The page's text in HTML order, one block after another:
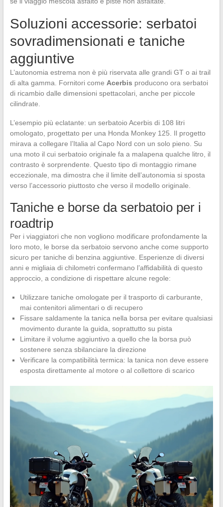
Soluzioni accessorie: serbatoi
sovradimensionati e taniche
aggiuntive
L’autonomia estrema non è più riservata alle grandi GT o ai trail
di alta gamma. Fornitori come Acerbis producono ora serbatoi
di ricambio dalle dimensioni spettacolari, anche per piccole
cilindrate.
L’esempio più eclatante: un serbatoio Acerbis di 108 litri
omologato, progettato per una Honda Monkey 125. Il progetto
mirava a collegare l’Italia al Capo Nord con un solo pieno. Su
una moto il cui serbatoio originale fa a malapena qualche litro, il
contrasto è sorprendente. Questo tipo di montaggio rimane
eccezionale, ma dimostra che il limite dell’autonomia si sposta
verso l’accessorio piuttosto che verso il modello originale.
Taniche e borse da serbatoio per i
roadtrip
Per i viaggiatori che non vogliono modificare profondamente la
loro moto, le borse da serbatoio servono anche come supporto
sicuro per taniche di benzina aggiuntive. Esperienze di diversi
anni e migliaia di chilometri confermano l’affidabilità di questo
approccio, a condizione di rispettare alcune regole:
Utilizzare taniche omologate per il trasporto di carburante,
mai contenitori alimentari o di recupero
Fissare saldamente la tanica nella borsa per evitare qualsiasi
movimento durante la guida, soprattutto su pista
Limitare il volume aggiuntivo a quello che la borsa può
sostenere senza sbilanciare la direzione
Verificare la compatibilità termica: la tanica non deve essere
esposta direttamente al motore o al collettore di scarico